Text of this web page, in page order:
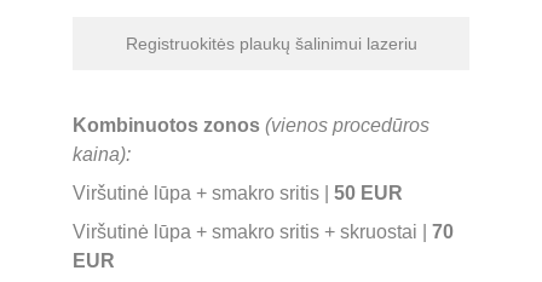
Registruokitės plaukų šalinimui lazeriu
Kombinuotos zonos (vienos procedūros
kaina):
Viršutinė lūpa + smakro sritis | 50 EUR
Viršutinė lūpa + smakro sritis + skruostai | 70
EUR